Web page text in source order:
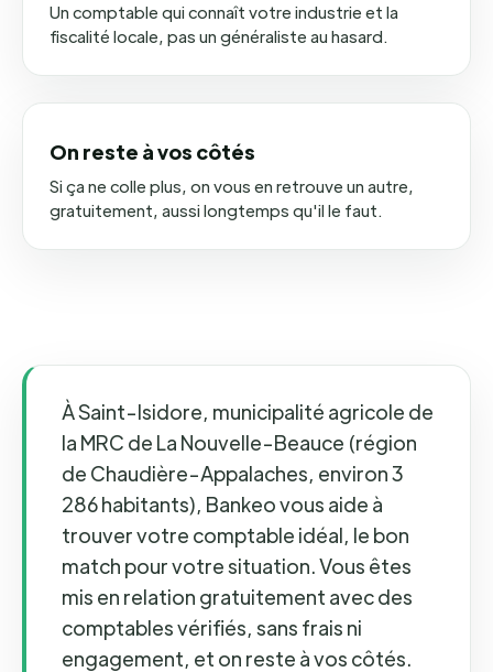
Un comptable qui connaît votre industrie et la
fiscalité locale, pas un généraliste au hasard.
On reste à vos côtés
Si ça ne colle plus, on vous en retrouve un autre,
gratuitement, aussi longtemps qu'il le faut.
À Saint-Isidore, municipalité agricole de
la MRC de La Nouvelle-Beauce (région
de Chaudière-Appalaches, environ 3
286 habitants), Bankeo vous aide à
trouver votre comptable idéal, le bon
match pour votre situation. Vous êtes
mis en relation gratuitement avec des
comptables vérifiés, sans frais ni
engagement, et on reste à vos côtés.